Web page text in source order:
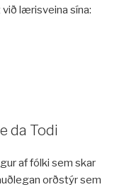
lærisveina sína:
da Todi
af fólki sem skar
orðstýr sem